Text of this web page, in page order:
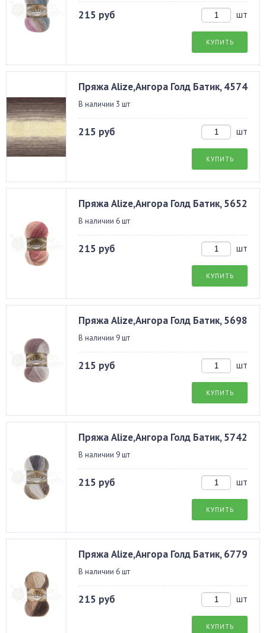
215 руб шт
КУПИТЬ
Пряжа Alize,Ангора Голд Батик, 4574
В наличии 3 шт
215 руб шт
КУПИТЬ
Пряжа Alize,Ангора Голд Батик, 5652
В наличии 6 шт
215 руб шт
КУПИТЬ
Пряжа Alize,Ангора Голд Батик, 5698
В наличии 9 шт
215 руб шт
КУПИТЬ
Пряжа Alize,Ангора Голд Батик, 5742
В наличии 9 шт
215 руб шт
КУПИТЬ
Пряжа Alize,Ангора Голд Батик, 6779
В наличии 6 шт
215 руб шт
КУПИТЬ